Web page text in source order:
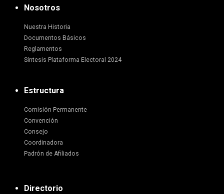
Nosotros
Nuestra Historia
Documentos Básicos
Reglamentos
Síntesis Plataforma Electoral 2024
Estructura
Comisión Permanente
Convención
Consejo
Coordinadora
Padrón de Afiliados
Directorio